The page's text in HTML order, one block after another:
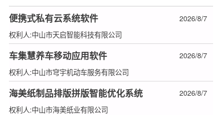
便携式私有云系统软件
2026/8/7
权利人:中山市天启智能科技有限公司
车集慧养车移动应用软件
2026/8/7
权利人:中山市穹宇机动车服务有限公司
海美纸制品排版拼版智能优化系统
2026/8/7
权利人:中山市海美纸业有限公司